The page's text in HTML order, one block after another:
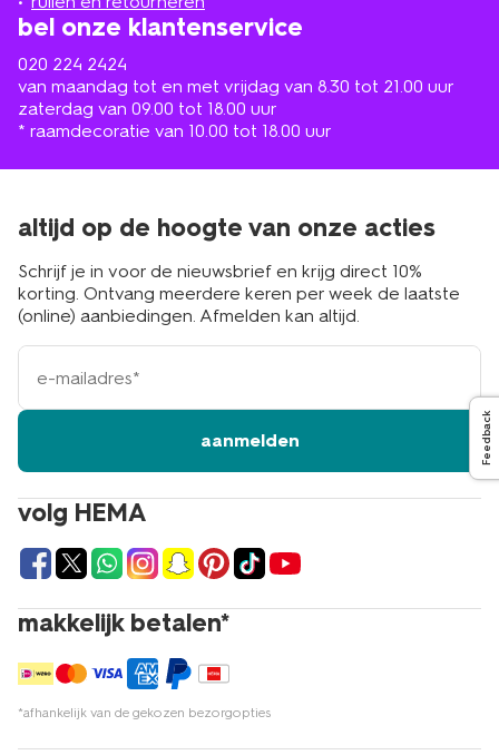
bel onze klantenservice
020 224 2424
van maandag tot en met vrijdag van 8.30 tot 21.00 uur
zaterdag van 09.00 tot 18.00 uur
* raamdecoratie van 10.00 tot 18.00 uur
volg HEMA
makkelijk betalen*
*afhankelijk van de gekozen bezorgopties
altijd op de hoogte van onze acties
Schrijf je in voor de nieuwsbrief en krijg direct 10%
korting. Ontvang meerdere keren per week de laatste
(online) aanbiedingen. Afmelden kan altijd.
e-
mailadres
aanmelden Feedback